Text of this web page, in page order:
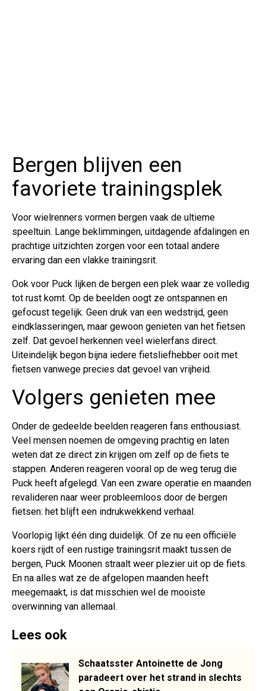
Bergen blijven een
favoriete trainingsplek
Voor wielrenners vormen bergen vaak de ultieme
speeltuin. Lange beklimmingen, uitdagende afdalingen en
prachtige uitzichten zorgen voor een totaal andere
ervaring dan een vlakke trainingsrit.
Ook voor Puck lijken de bergen een plek waar ze volledig
tot rust komt. Op de beelden oogt ze ontspannen en
gefocust tegelijk. Geen druk van een wedstrijd, geen
eindklasseringen, maar gewoon genieten van het fietsen
zelf. Dat gevoel herkennen veel wielerfans direct.
Uiteindelijk begon bijna iedere fietsliefhebber ooit met
fietsen vanwege precies dat gevoel van vrijheid.
Volgers genieten mee
Onder de gedeelde beelden reageren fans enthousiast.
Veel mensen noemen de omgeving prachtig en laten
weten dat ze direct zin krijgen om zelf op de fiets te
stappen. Anderen reageren vooral op de weg terug die
Puck heeft afgelegd. Van een zware operatie en maanden
revalideren naar weer probleemloos door de bergen
fietsen: het blijft een indrukwekkend verhaal.
Voorlopig lijkt één ding duidelijk. Of ze nu een officiële
koers rijdt of een rustige trainingsrit maakt tussen de
bergen, Puck Moonen straalt weer plezier uit op de fiets.
En na alles wat ze de afgelopen maanden heeft
meegemaakt, is dat misschien wel de mooiste
overwinning van allemaal.
Lees ook
Schaatsster Antoinette de Jong
paradeert over het strand in slechts